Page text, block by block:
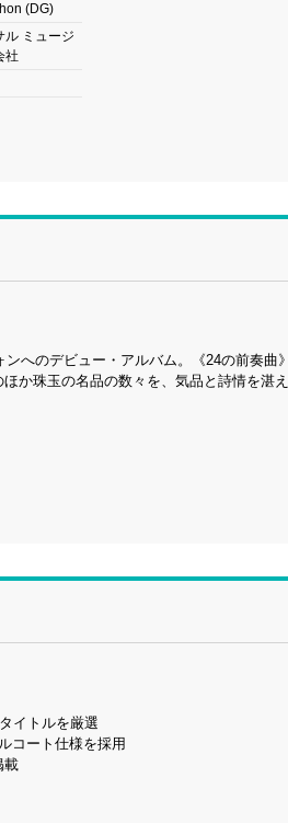
(DG)
ル ミュージ
社
へのデビュー・アルバム。《24の前奏曲
か珠玉の名品の数々を、気品と詩情を湛
イトルを厳選
コート仕様を採用
載